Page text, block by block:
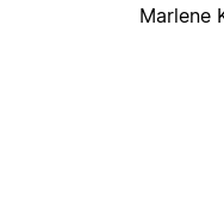
Marlene